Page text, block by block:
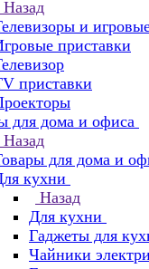
Назад
и
приставки
приставки
для дома и офиса
Назад
для дома и
кухни
Назад
Для кухни
Гаджеты для
Чайники